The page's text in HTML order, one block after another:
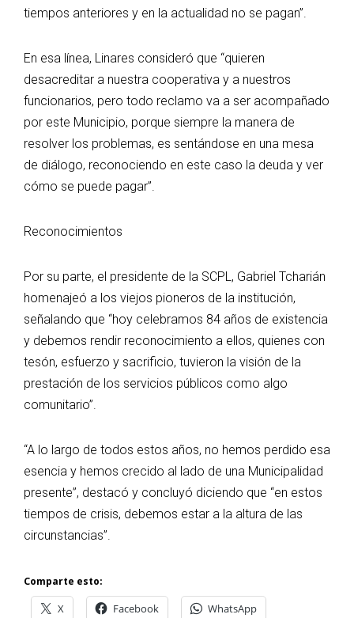
tiempos anteriores y en la actualidad no se pagan”.
En esa línea, Linares consideró que “quieren
desacreditar a nuestra cooperativa y a nuestros
funcionarios, pero todo reclamo va a ser acompañado
por este Municipio, porque siempre la manera de
resolver los problemas, es sentándose en una mesa
de diálogo, reconociendo en este caso la deuda y ver
cómo se puede pagar”.
Reconocimientos
Por su parte, el presidente de la SCPL, Gabriel Tcharián
homenajeó a los viejos pioneros de la institución,
señalando que “hoy celebramos 84 años de existencia
y debemos rendir reconocimiento a ellos, quienes con
tesón, esfuerzo y sacrificio, tuvieron la visión de la
prestación de los servicios públicos como algo
comunitario”.
“A lo largo de todos estos años, no hemos perdido esa
esencia y hemos crecido al lado de una Municipalidad
presente”, destacó y concluyó diciendo que “en estos
tiempos de crisis, debemos estar a la altura de las
circunstancias”.
Comparte esto:
X Facebook WhatsApp